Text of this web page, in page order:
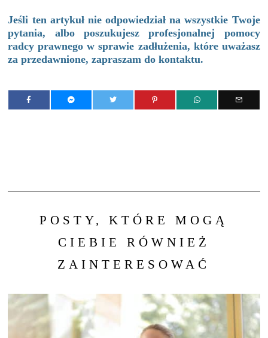
Jeśli ten artykuł nie odpowiedział na wszystkie Twoje
pytania, albo poszukujesz profesjonalnej pomocy
radcy prawnego w sprawie zadłużenia, które uważasz
za przedawnione, zapraszam do kontaktu.
POSTY, KTÓRE MOGĄ
CIEBIE RÓWNIEŻ
ZAINTERESOWAĆ